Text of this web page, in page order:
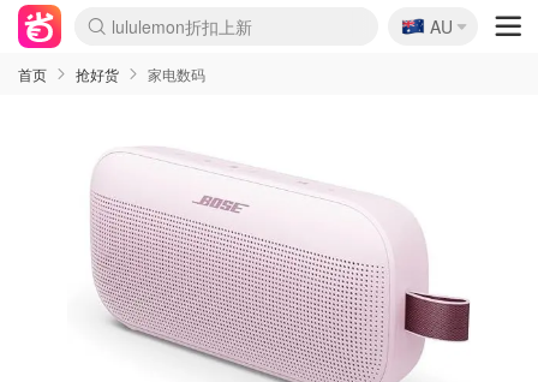
lululemon折扣上新
Sasa美妆护肤3.5折
SSENSE年中3折
FreshBeauty好价汇总
Cettire降价+叠9折
WWS Coles超市实拍
viagogo二手票捡漏
Myer超级周末1折
The Outnet奢牌1折起
David Jones 3折起
Flannels大牌1折
Perfumes Club护肤1折
AMIRO返校季6.2折
Amazon折扣汇总
eToro入金$200送$50
Amazon数码好物
ICONIC本周7.5折
ThedoubleF高奢地板价
Moose Knuckles 6折
丝芙兰5折起
EUFY官网3.7折起
Selenichast首饰2折
Trip机票酒店促销
YSL送5件彩妆礼
Amazon家居好物
Amazon美妆护肤
雅漾大喷$8
过敏原检测盒$33
伊索独家赠50ml沐浴露
科颜氏清仓3折
SEALIFE海洋馆门票6折
丝塔芙大白罐$16
订阅Newsletter送香薰
Cult Beauty 6.8折
Harrods圣诞日历2.3折
LN-CC奢牌私促3折
d'Alba空姐喷雾$16
EVE LOM套装逆天2折
Bernardelli独家4折
Adore Beauty 6折起
CT圣诞日历
Mytheresa奢品2.7折
Luxury Escapes 9折
Currentbody美容仪9折
MOON Garden Live
Roborock扫地机3.7折
Tingo Life水杯$24
Valentino官网5折
CR洗发护发6.3折
修丽可套装7.4折
Myer彩妆2件7折
GANNI官网4.5折
Stylevana韩妆4折
Tessabit高奢8.5折
OGX洗护4折
Amazon阿德莱德次日达
卡诗8.5折+赠礼
Philips Hue灯具8折
🇦🇺
AU
首页 抢好货 家电数码